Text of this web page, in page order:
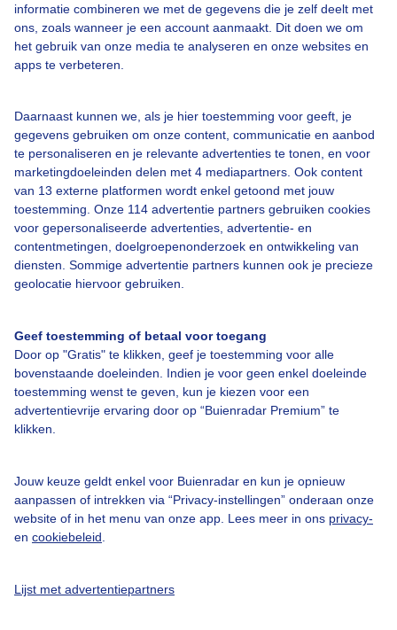
informatie combineren we met de gegevens die je zelf deelt met
ons, zoals wanneer je een account aanmaakt. Dit doen we om
het gebruik van onze media te analyseren en onze websites en
apps te verbeteren.
Daarnaast kunnen we, als je hier toestemming voor geeft, je
gegevens gebruiken om onze content, communicatie en aanbod
te personaliseren en je relevante advertenties te tonen, en voor
marketingdoeleinden delen met 4 mediapartners. Ook content
van 13 externe platformen wordt enkel getoond met jouw
toestemming. Onze 114 advertentie partners gebruiken cookies
voor gepersonaliseerde advertenties, advertentie- en
contentmetingen, doelgroepenonderzoek en ontwikkeling van
diensten. Sommige advertentie partners kunnen ook je precieze
geolocatie hiervoor gebruiken.
Geef toestemming of betaal voor toegang
Door op "Gratis" te klikken, geef je toestemming voor alle
bovenstaande doeleinden. Indien je voor geen enkel doeleinde
toestemming wenst te geven, kun je kiezen voor een
advertentievrije ervaring door op “Buienradar Premium” te
klikken.
Jouw keuze geldt enkel voor Buienradar en kun je opnieuw
aanpassen of intrekken via “Privacy-instellingen” onderaan onze
website of in het menu van onze app. Lees meer in ons privacy-
en cookiebeleid
Lijst met advertentiepartners
Over Buienradar
Bedrijfsgegevens
Contact
Toegankelijkheid
Gebruikersvoorwaarden
Adverteren
Privacy beleid
Cookie beleid